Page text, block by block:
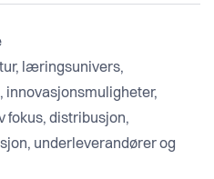
læringsunivers,
fokus, distribusjon,
underleverandører og